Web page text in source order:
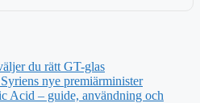
du rätt GT-glas
nye premiärminister
Acid – guide, användning och